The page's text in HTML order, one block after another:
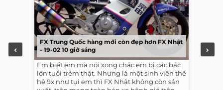
FX Trung Quốc hàng mới còn đẹp hơn FX Nhật
- 19-02 10 giờ sáng
Em biết em mà nói xong chắc em bị các bác
lớn tuổi trém thật. Nhưng là một sinh viên thế
hệ 9x như tụi em thì FX Nhật không còn sản